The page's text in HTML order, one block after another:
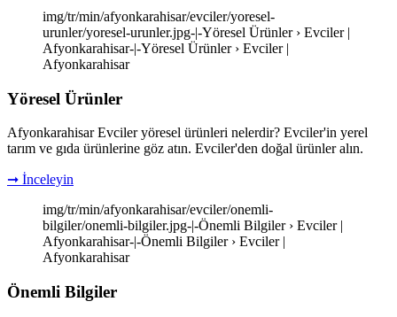
img/tr/min/afyonkarahisar/evciler/yoresel-
urunler/yoresel-urunler.jpg-|-Yöresel Ürünler › Evciler |
Afyonkarahisar-|-Yöresel Ürünler › Evciler |
Afyonkarahisar
Yöresel Ürünler
Afyonkarahisar Evciler yöresel ürünleri nelerdir? Evciler'in yerel
tarım ve gıda ürünlerine göz atın. Evciler'den doğal ürünler alın.
➞ İnceleyin
img/tr/min/afyonkarahisar/evciler/onemli-
bilgiler/onemli-bilgiler.jpg-|-Önemli Bilgiler › Evciler |
Afyonkarahisar-|-Önemli Bilgiler › Evciler |
Afyonkarahisar
Önemli Bilgiler